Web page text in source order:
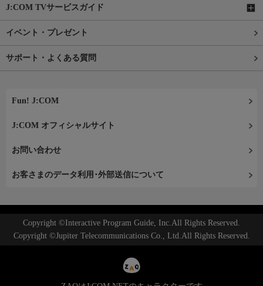
J:COM TVサービスガイド
イベント・プレゼント
サポート・よくある質問
Fun! J:COM
J:COM オフィシャルサイト
お問い合わせ
お客さまのデータ利用･外部送信について
Copyright ©Interactive Program Guide, Inc.All Rights Reserved.
Copyright ©Jupiter Telecommunications Co., Ltd.All Rights Reserved.